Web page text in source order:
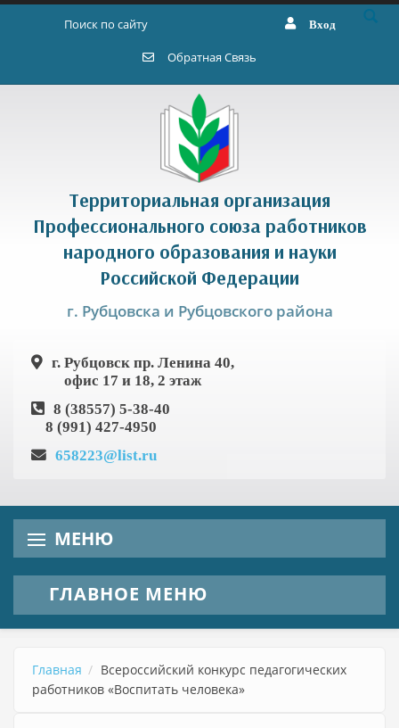
Перейти к основному содержанию
Форма поиска
Вход
Обратная Связь
Территориальная организация
Профессионального союза работников
народного образования и науки
Российской Федерации
г. Рубцовска и Рубцовского района
г. Рубцовск пр. Ленина 40,
офис 17 и 18, 2 этаж
8 (38557) 5-38-40
8 (991) 427-4950
658223@list.ru
МЕНЮ
ГЛАВНОЕ МЕНЮ
Главная
Всероссийский конкурс педагогических
работников «Воспитать человека»